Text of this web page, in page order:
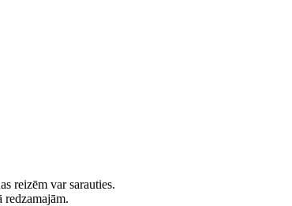
reizēm var sarauties.
redzamajām.